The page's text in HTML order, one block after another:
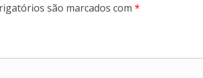
são marcados com *